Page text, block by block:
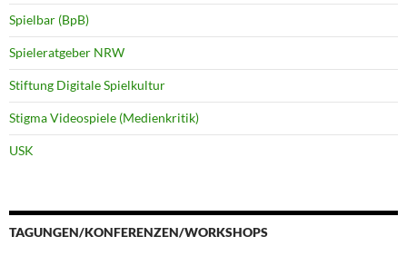
Spielbar (BpB)
Spieleratgeber NRW
Stiftung Digitale Spielkultur
Stigma Videospiele (Medienkritik)
USK
TAGUNGEN/KONFERENZEN/WORKSHOPS